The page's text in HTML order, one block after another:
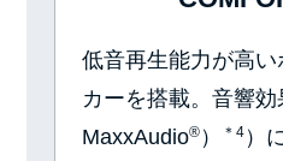
低音再生能力が高
カーを搭載。音響
MaxxAudio® ） ＊4 ）